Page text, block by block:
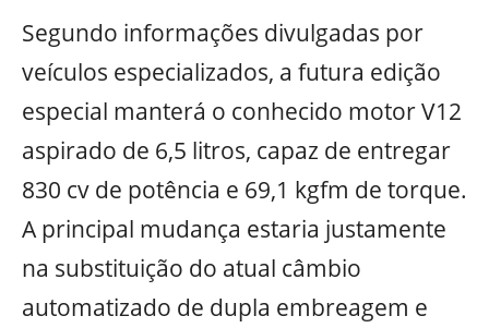
Segundo informações divulgadas por
veículos especializados, a futura edição
especial manterá o conhecido motor V12
aspirado de 6,5 litros, capaz de entregar
830 cv de potência e 69,1 kgfm de torque.
A principal mudança estaria justamente
na substituição do atual câmbio
automatizado de dupla embreagem e